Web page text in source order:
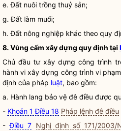
e. Đất nuôi trồng thuỷ sản;
g. Đất làm muối;
h. Đất nông nghiệp khác theo quy
8. Vùng cấm xây dựng quy định tại
Chủ đầu tư xây dựng công trình
hành vi xây dựng công trình vi
định của pháp luật, bao gồm:
a. Hành lang bảo vệ đê điều được
- Khoản 1 Điều 18 Pháp lệnh đê điều
-Điều 7 Nghị định số 171/2003/